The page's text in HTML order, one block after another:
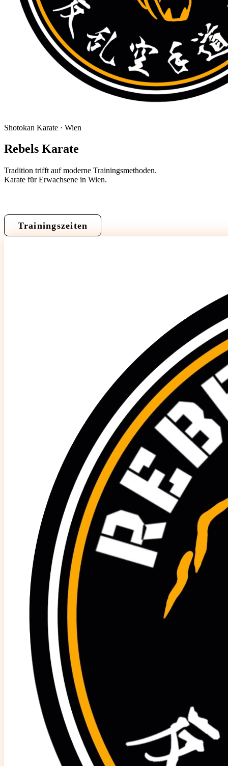
Shotokan Karate · Wien
Rebels Karate
Tradition trifft auf moderne Trainingsmethoden.
Karate für Erwachsene in Wien.
Trainingszeiten